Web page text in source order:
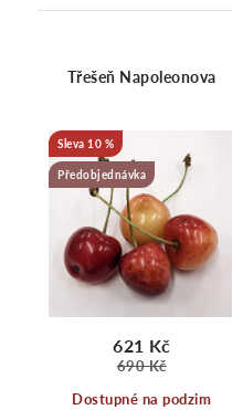
Třešeň Napoleonova
10 %
Předobjednávka
Dostupné na podzim
621 Kč
690 Kč